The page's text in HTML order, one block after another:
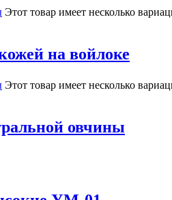
Этот товар имеет несколько
на войлоке
Этот товар имеет несколько
овчины